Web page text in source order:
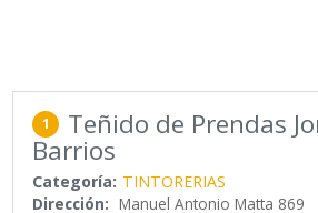
1 Teñido de Prendas
Barrios
Categoría: TINTORERIAS
Dirección: Manuel Antonio Matta 869